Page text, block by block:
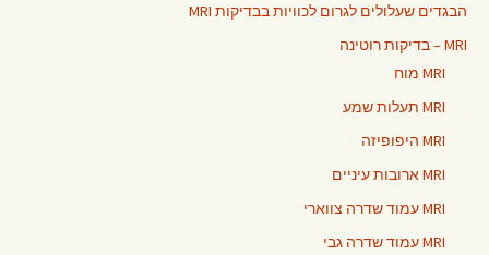
הבגדים שעלולים לגרום לכוויות בבדיקות MRI
MRI – בדיקות רוטינה
MRI מוח
MRI תעלות שמע
MRI היפופיזה
MRI ארובות עיניים
MRI עמוד שדרה צווארי
MRI עמוד שדרה גבי